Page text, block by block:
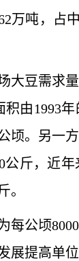
万吨，占
豆需求
由1993年
。另一
公斤，近
。
公顷
展提高单